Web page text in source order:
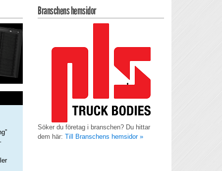
Branschens hemsidor
Söker du företag i branschen? Du hittar
dem här: Till Branschens hemsidor »